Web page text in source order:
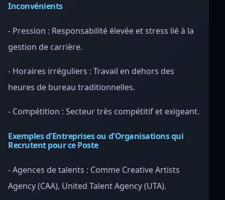
Inconvénients
- Pression : Responsabilité élevée et stress lié à la
gestion de carrière.
- Horaires irréguliers : Travail en dehors des
heures de bureau traditionnelles.
- Compétition : Secteur très compétitif et exigeant.
Exemples d'Entreprises ou d'Organisations qui
Recrutent pour ce Poste
- Agences de talents : Comme Creative Artists
Agency (CAA), United Talent Agency (UTA).